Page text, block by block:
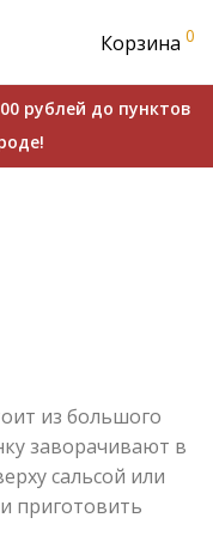
Корзина 0
рублей до пунктов
из большого
заворачивают в
сальсой или
приготовить